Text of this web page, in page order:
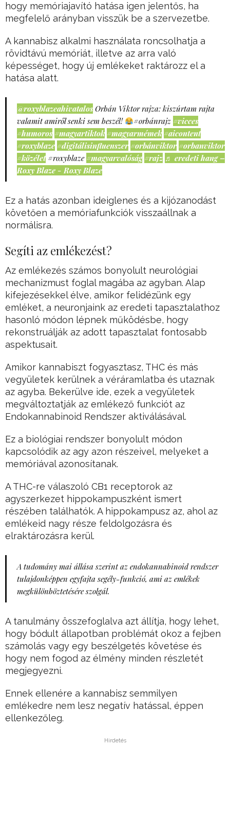
hogy memóriajavító hatása igen jelentős, ha
megfelelő arányban visszük be a szervezetbe.
A kannabisz alkalmi használata roncsolhatja a
rövidtávú memóriát, illetve az arra való
képességet, hogy új emlékeket raktározz el a
hatása alatt.
@roxyblazeahivatalos Orbán Viktor rajza: kiszúrtam rajta
valamit amiről senki sem beszél!
#orbánrajz #vicces
#humoros #magyartiktok #magyarmémek #aicontent
#roxyblaze #digitálisinfluenszer #orbánviktor #orbanviktor
#közélet #roxyblaze #magyarvalóság #rajz ♬ eredeti hang –
Roxy Blaze - Roxy Blaze
Ez a hatás azonban ideiglenes és a kijózanodást
követően a memóriafunkciók visszaállnak a
normálisra.
Segíti az emlékezést?
Az emlékezés számos bonyolult neurológiai
mechanizmust foglal magába az agyban. Alap
kifejezésekkel élve, amikor felidézünk egy
emléket, a neuronjaink az eredeti tapasztalathoz
hasonló módon lépnek működésbe, hogy
rekonstruálják az adott tapasztalat fontosabb
aspektusait.
Amikor kannabiszt fogyasztasz, THC és más
vegyületek kerülnek a véráramlatba és utaznak
az agyba. Bekerülve ide, ezek a vegyületek
megváltoztatják az emlékező funkciót az
Endokannabinoid Rendszer aktiválásával.
Ez a biológiai rendszer bonyolult módon
kapcsolódik az agy azon részeivel, melyeket a
memóriával azonosítanak.
A THC-re válaszoló CB1 receptorok az
agyszerkezet hippokampuszként ismert
részében találhatók. A hippokampusz az, ahol az
emlékeid nagy része feldolgozásra és
elraktározásra kerül.
A tudomány mai állása szerint az endokannabinoid rendszer
tulajdonképpen egyfajta segély-funkció, ami az emlékek
megkülönböztetésére szolgál.
A tanulmány összefoglalva azt állítja, hogy lehet,
hogy bódult állapotban problémát okoz a fejben
számolás vagy egy beszélgetés követése és
hogy nem fogod az élmény minden részletét
megjegyezni.
Ennek ellenére a kannabisz semmilyen
emlékedre nem lesz negatív hatással, éppen
ellenkezőleg.
Hirdetés